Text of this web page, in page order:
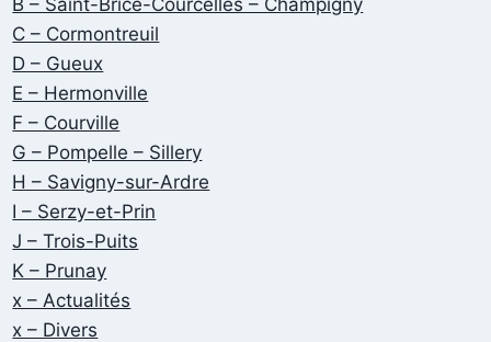
C – Cormontreuil
D – Gueux
E – Hermonville
F – Courville
G – Pompelle – Sillery
H – Savigny-sur-Ardre
I – Serzy-et-Prin
J – Trois-Puits
K – Prunay
x – Actualités
x – Divers